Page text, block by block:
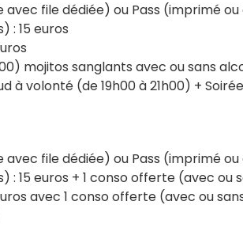
file dédiée) ou Pass (imprimé
: 15 euros
mojitos sanglants avec ou sans
à volonté (de 19h00 à 21h00) +
file dédiée) ou Pass (imprimé
15 euros + 1 conso offerte (avec ou
avec 1 conso offerte (avec ou